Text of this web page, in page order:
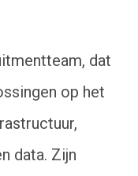
dat
op het
data. Zijn